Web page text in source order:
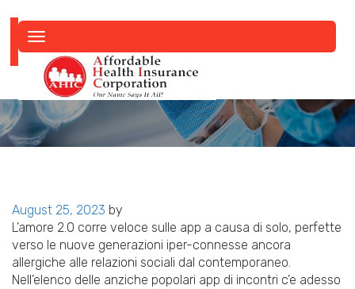
navigation
Posted
on
August 25, 2023 by
L’amore 2.0 corre veloce sulle app a causa di solo, perfette
verso le nuove generazioni iper-connesse ancora
allergiche alle relazioni sociali dal contemporaneo.
Nell’elenco delle anziche popolari app di incontri c’e adesso